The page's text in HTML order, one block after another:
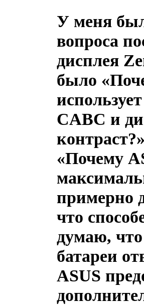
У меня
вопроса
дисплея
было
CABC и
контраст?
«Почему
примерно
что
думаю, что
батареи
ASUS